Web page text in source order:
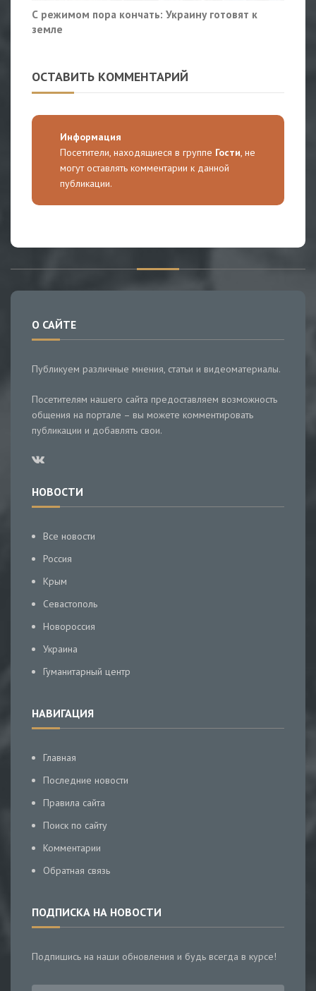
С режимом пора кончать: Украину готовят к
земле
ОСТАВИТЬ КОММЕНТАРИЙ
Информация
Посетители, находящиеся в группе Гости, не
могут оставлять комментарии к данной
публикации.
О САЙТЕ
Публикуем различные мнения, статьи и видеоматериалы.
Посетителям нашего сайта предоставляем возможность
общения на портале – вы можете комментировать
публикации и добавлять свои.
НОВОСТИ
Все новости
Россия
Крым
Севастополь
Новороссия
Украина
Гуманитарный центр
НАВИГАЦИЯ
Главная
Последние новости
Правила сайта
Поиск по сайту
Комментарии
Обратная связь
ПОДПИСКА НА НОВОСТИ
Подпишись на наши обновления и будь всегда в курсе!